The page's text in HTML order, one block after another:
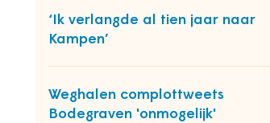
‘Ik verlangde al tien jaar naar
Kampen’
Weghalen complottweets
Bodegraven 'onmogelijk'